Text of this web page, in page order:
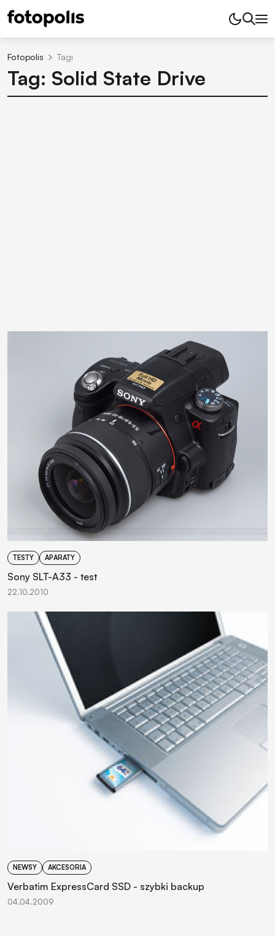
Fotopolis Tagi
Tag: Solid State Drive
TESTY APARATY
Sony SLT-A33 - test
22.10.2010
NEWSY AKCESORIA
Verbatim ExpressCard SSD - szybki backup
04.04.2009